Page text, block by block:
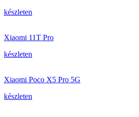
készleten
Xiaomi 11T Pro
készleten
Xiaomi Poco X5 Pro 5G
készleten